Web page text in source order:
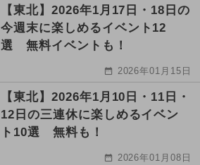
【東北】2026年1月17日・18日の
今週末に楽しめるイベント12
選 無料イベントも！
2026年01月15日
【東北】2026年1月10日・11日・
12日の三連休に楽しめるイベン
ト10選 無料も！
2026年01月08日